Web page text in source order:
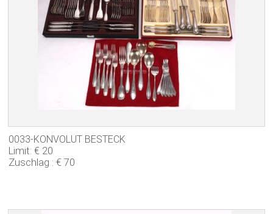
0033-KONVOLUT BESTECK
Limit: € 20
Zuschlag : € 70